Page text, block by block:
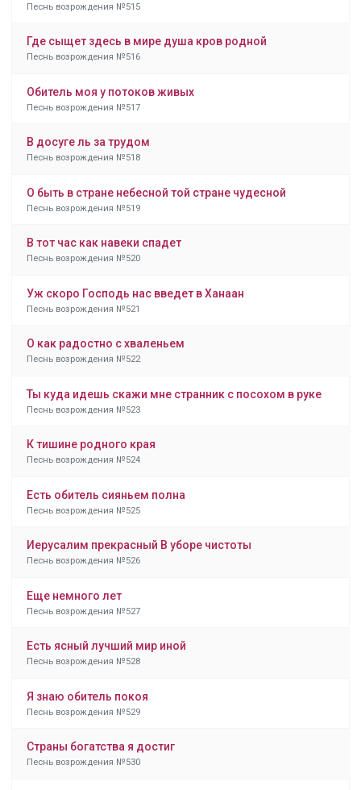
Песнь возрождения №515
Где сыщет здесь в мире душа кров родной
Песнь возрождения №516
Обитель моя у потоков живых
Песнь возрождения №517
В досуге ль за трудом
Песнь возрождения №518
О быть в стране небесной той стране чудесной
Песнь возрождения №519
В тот час как навеки спадет
Песнь возрождения №520
Уж скоро Господь нас введет в Ханаан
Песнь возрождения №521
О как радостно с хваленьем
Песнь возрождения №522
Ты куда идешь скажи мне странник с посохом в руке
Песнь возрождения №523
К тишине родного края
Песнь возрождения №524
Есть обитель сияньем полна
Песнь возрождения №525
Иерусалим прекрасный В уборе чистоты
Песнь возрождения №526
Еще немного лет
Песнь возрождения №527
Есть ясный лучший мир иной
Песнь возрождения №528
Я знаю обитель покоя
Песнь возрождения №529
Страны богатства я достиг
Песнь возрождения №530